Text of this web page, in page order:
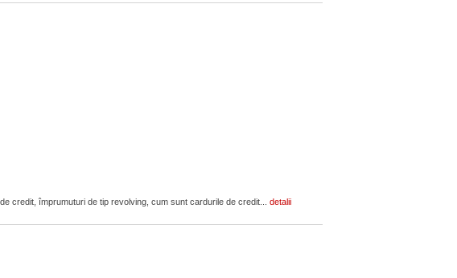
credit, împrumuturi de tip revolving, cum sunt cardurile de credit... detalii